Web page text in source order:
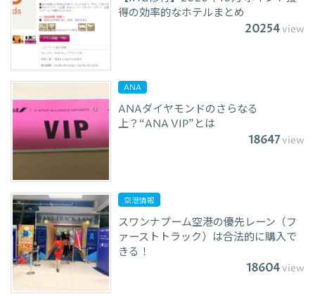
得の効率的なホテルまとめ
20254view
ANA
ANAダイヤモンドのさらなる
上？“ANA VIP”とは
18647view
空港情報
スワンナプーム空港の優先レーン（フ
ァーストトラック）は合法的に購入で
きる！
18604view